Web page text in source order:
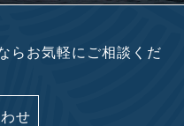
らお気軽にご相談くだ
せ